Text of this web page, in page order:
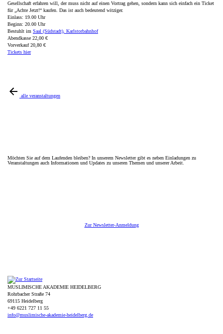
Gesellschaft erfahren will, der muss nicht auf einen Vortrag gehen, sondern kann sich einfach ein Ticket
für „Achte Jetzt!“ kaufen. Das ist auch bedeutend witziger.
Einlass: 19.00 Uhr
Beginn: 20.00 Uhr
Bestuhlt im Saal (Südstadt), Karlstorbahnhof
Abendkasse 22,00 €
Vorverkauf 20,80 €
Tickets hier
alle veranstaltungen
Möchten Sie auf dem Laufenden bleiben? In unserem Newsletter gibt es neben Einladungen zu
Veranstaltungen auch Informationen und Updates zu unseren Themen und unserer Arbeit.
Zur Newsletter-Anmeldung
MUSLIMISCHE AKADEMIE HEIDELBERG
Rohrbacher Straße 74
69115 Heidelberg
+49 6221 727 11 55
info@muslimische-akademie-heidelberg.de